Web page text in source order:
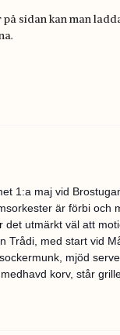
på sidan kan man
1:a maj vid
är förbi och
det utmärkt väl att
Trådi, med start vid
mjöd
korv, står